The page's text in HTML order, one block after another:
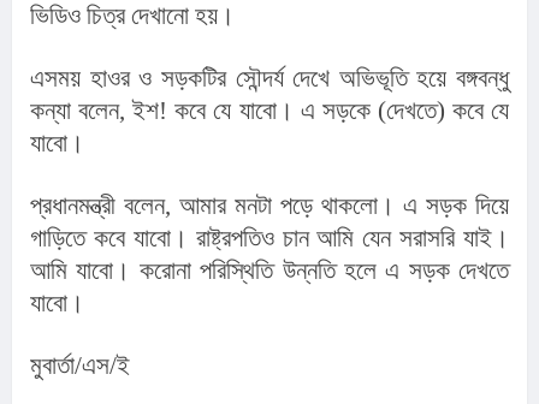
ভিডিও চিত্র দেখানো হয়।
এসময় হাওর ও সড়কটির সৌন্দর্য দেখে অভিভূতি হয়ে বঙ্গবন্ধু
কন্যা বলেন, ইশ! কবে যে যাবো। এ সড়কে (দেখতে) কবে যে
যাবো।
প্রধানমন্ত্রী বলেন, আমার মনটা পড়ে থাকলো। এ সড়ক দিয়ে
গাড়িতে কবে যাবো। রাষ্ট্রপতিও চান আমি যেন সরাসরি যাই।
আমি যাবো। করোনা পরিস্থিতি উন্নতি হলে এ সড়ক দেখতে
যাবো।
মুবার্তা/এস/ই